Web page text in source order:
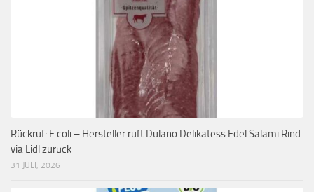
Rückruf: E.coli – Hersteller ruft Dulano Delikatess Edel Salami Rind
via Lidl zurück
31 JULI, 2026